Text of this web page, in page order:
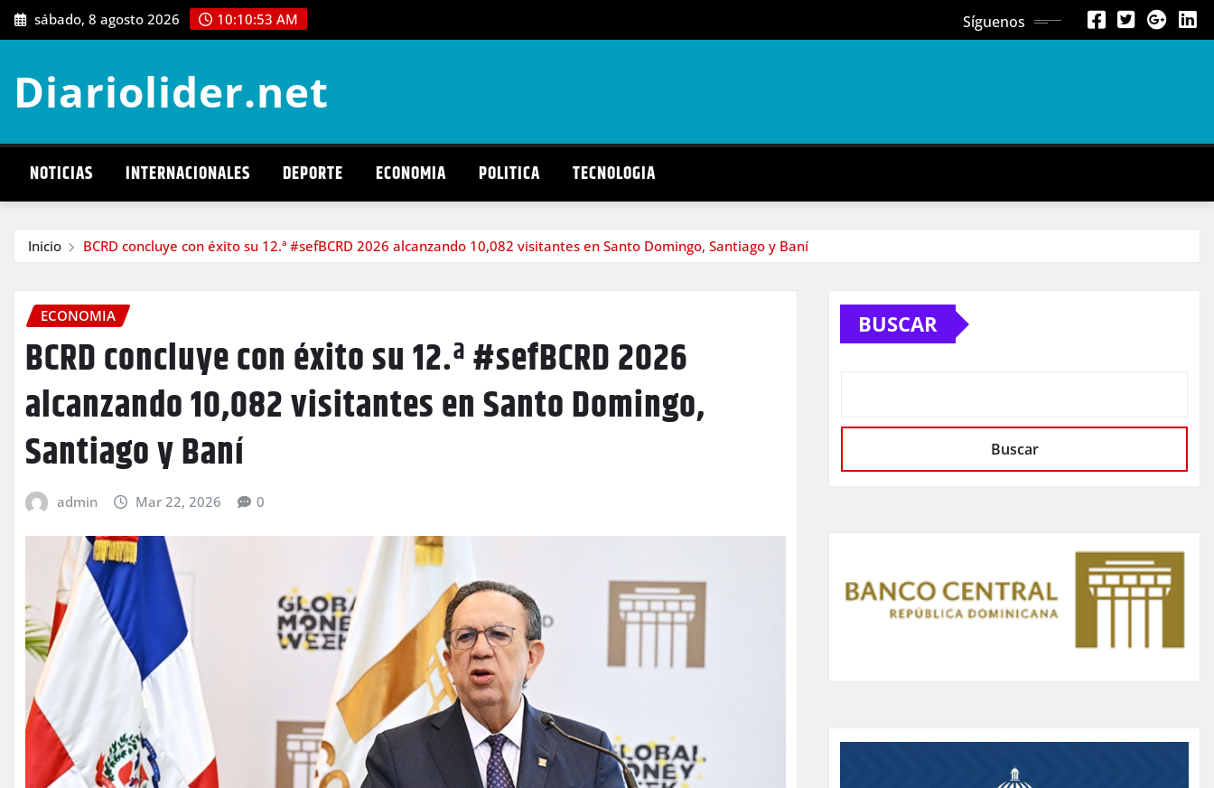
Saltar
al
sábado, 8 agosto 2026 10:10:54 AM Síguenos
Diariolider.net
NOTICIAS INTERNACIONALES DEPORTE ECONOMIA POLITICA TECNOLOGIA
Inicio BCRD concluye con éxito su 12.ª #sefBCRD 2026 alcanzando 10,082 visitantes en Santo Domingo, Santiago y Baní
ECONOMIA
BCRD concluye con éxito su 12.ª #sefBCRD 2026
alcanzando 10,082 visitantes en Santo Domingo,
Santiago y Baní
admin Mar 22, 2026 0
BUSCAR
Buscar